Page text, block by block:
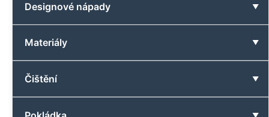
Designové nápady
Všechny designové nápady
Koupelna
Materiály
Všechny materiály
Čedič
Čištění
Vše o čištění